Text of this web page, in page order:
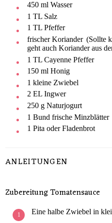
450 ml Wasser
1 TL Salz
1 TL Pfeffer
frischer Koriander (Sollte
geht auch Koriander aus
1 TL Cayenne Pfeffer
150 ml Honig
1 kleine Zwiebel
2 EL Ingwer
250 g Naturjogurt
1 Bund frische Minzblätter
1 Pita oder Fladenbrot
ANLEITUNGEN
Zubereitung Tomatensauce
Eine halbe Zwiebel in